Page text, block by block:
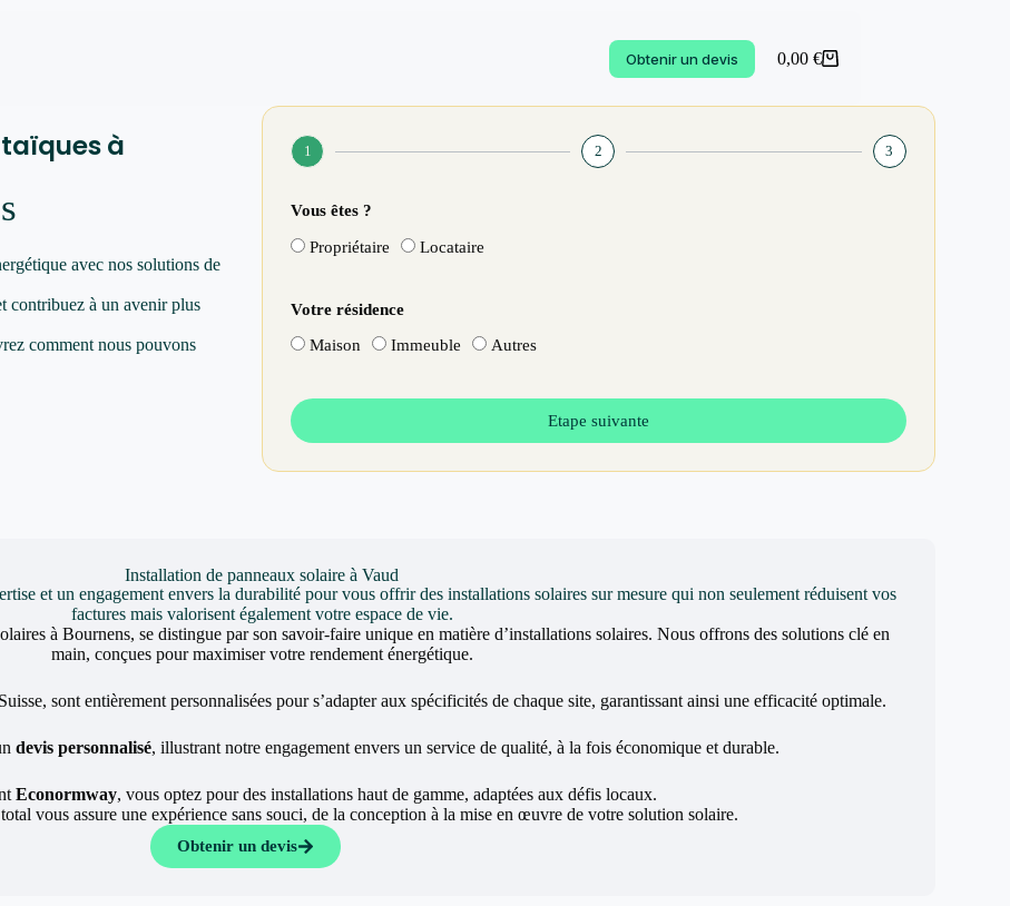
Obtenir un devis 0,00 €
à
avec nos solutions de
contribuez à un avenir plus
comment nous pouvons
1 2 3
Vous êtes ?
Propriétaire Locataire
Votre résidence
Maison Immeuble Autres
Etape suivante
Installation de panneaux solaire à Vaud
et un engagement envers la durabilité pour vous offrir des installations solaires sur mesure qui non seulement réduisent vos
factures mais valorisent également votre espace de vie.
à Bournens, se distingue par son savoir-faire unique en matière d’installations solaires. Nous offrons des solutions clé en
main, conçues pour maximiser votre rendement énergétique.
sont entièrement personnalisées pour s’adapter aux spécificités de chaque site, garantissant ainsi une efficacité optimale.
devis personnalisé, illustrant notre engagement envers un service de qualité, à la fois économique et durable.
Econormway, vous optez pour des installations haut de gamme, adaptées aux défis locaux.
vous assure une expérience sans souci, de la conception à la mise en œuvre de votre solution solaire.
Obtenir un devis